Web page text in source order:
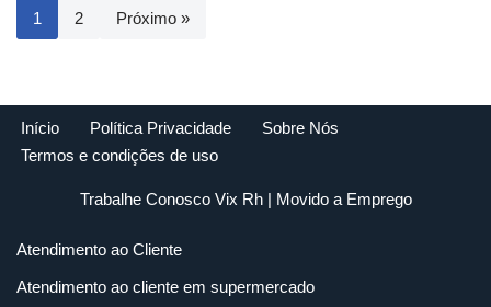
1 2 Próximo »
Início Política Privacidade
Sobre Nós
Termos e condições de uso
Trabalhe Conosco Vix Rh| Movido a Emprego
Atendimento ao Cliente
Atendimento ao cliente em supermercado